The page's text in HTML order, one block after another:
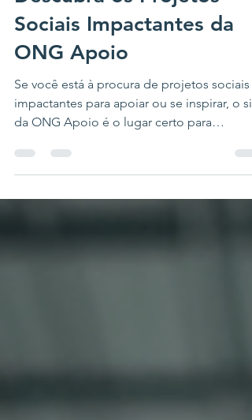
17 de abr. de 2025
2 min de leitura
Descubra os Projetos
Sociais Impactantes da
ONG Apoio
Se você está à procura de projetos sociais
conhecer...